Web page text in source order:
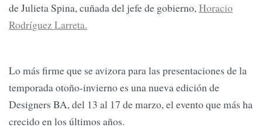
de Julieta Spina, cuñada del jefe de gobierno,Horacio
Rodríguez Larreta.
Lo más firme que se avizora para las presentaciones de la
temporada otoño-invierno es una nueva edición de
Designers BA, del 13 al 17 de marzo, el evento que más ha
crecido en los últimos años.